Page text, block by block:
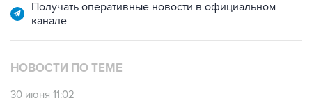
Получать оперативные новости в официальном
канале
НОВОСТИ ПО ТЕМЕ
30 июня 11:02